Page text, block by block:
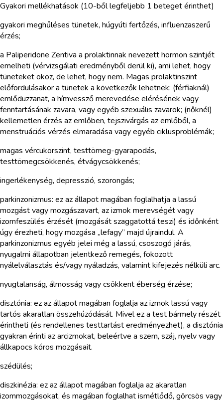
Gyakori mellékhatások (10-ből legfeljebb 1 beteget érinthet)
gyakori meghűléses tünetek, húgyúti fertőzés, influenzaszerű
érzés;
a Paliperidone Zentiva a prolaktinnak nevezett hormon szintjét
emelheti (vérvizsgálati eredményből derül ki), ami lehet, hogy
tüneteket okoz, de lehet, hogy nem. Magas prolaktinszint
előfordulásakor a tünetek a következők lehetnek: (férfiaknál)
emlőduzzanat, a hímvessző merevedése elérésének vagy
fenntartásának zavara, vagy egyéb szexuális zavarok; (nőknél)
kellemetlen érzés az emlőben, tejszivárgás az emlőből, a
menstruációs vérzés elmaradása vagy egyéb ciklusproblémák;
magas vércukorszint, testtömeg-gyarapodás,
testtömegcsökkenés, étvágycsökkenés;
ingerlékenység, depresszió, szorongás;
parkinzonizmus: ez az állapot magában foglalhatja a lassú
mozgást vagy mozgászavart, az izmok merevségét vagy
izomfeszülés érzését (mozgását szaggatottá teszi) és időnként
úgy érezheti, hogy mozgása „lefagy” majd újraindul. A
parkinzonizmus egyéb jelei még a lassú, csoszogó járás,
nyugalmi állapotban jelentkező remegés, fokozott
nyálelválasztás és/vagy nyáladzás, valamint kifejezés nélküli arc.
nyugtalanság, álmosság vagy csökkent éberség érzése;
disztónia: ez az állapot magában foglalja az izmok lassú vagy
tartós akaratlan összehúzódását. Mivel ez a test bármely részét
érintheti (és rendellenes testtartást eredményezhet), a disztónia
gyakran érinti az arcizmokat, beleértve a szem, száj, nyelv vagy
állkapocs kóros mozgásait.
szédülés;
diszkinézia: ez az állapot magában foglalja az akaratlan
izommozgásokat, és magában foglalhat ismétlődő, görcsös vagy